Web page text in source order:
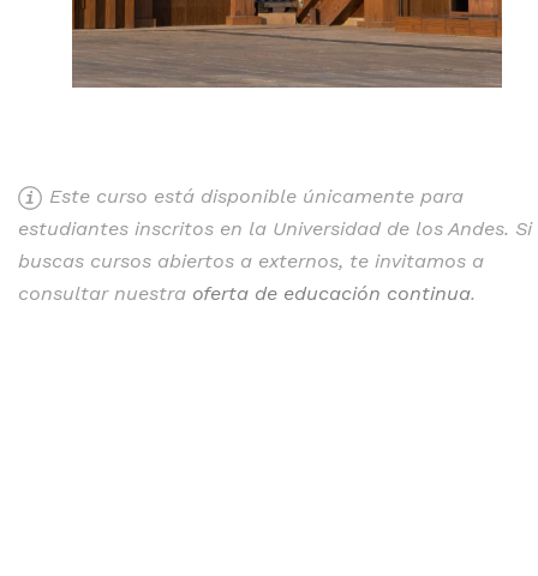
Este curso está disponible únicamente para
estudiantes inscritos en la Universidad de los Andes. Si
buscas cursos abiertos a externos, te invitamos a
consultar nuestra oferta de educación continua.